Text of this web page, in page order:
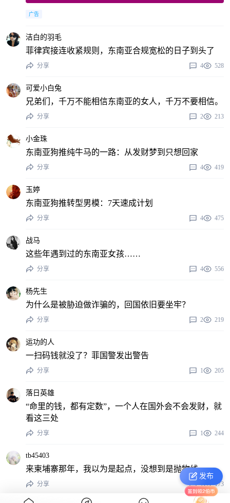
广告
洁白的羽毛
菲律宾接连收紧规则，东南亚合规宽松的日子到头了
分享 4 528
可爱小白兔
兄弟们，千万不能相信东南亚的女人，千万不要相信。
分享 2 213
小金珠
东南亚狗推纯牛马的一路：从发财梦到只想回家
分享 4 419
玉婷
东南亚狗推转型男模：7天速成计划
分享 4 475
战马
这些年遇到过的东南亚女孩……
分享 4 556
杨先生
为什么是被胁迫做诈骗的，回国依旧要坐牢？
分享 2 219
运功的人
一扫码钱就没了？菲国警发出警告
分享 1 205
落日英雄
“命里的钱，都有定数”，一个人在国外会不会发财，就
看这三处
分享 1 244
tb45403
来柬埔寨那年，我以为是起点，没想到是抛物线。
分享 1 173
发布